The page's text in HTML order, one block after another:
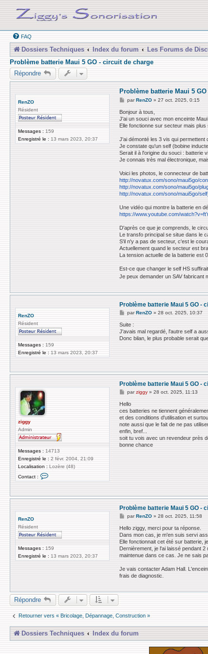
FAQ
Dossiers Techniques Index du forum Les Forums de
Problème batterie Maui 5 GO - circuit de charge
Répondre
RenZO
Résident
Messages : 159
Enregistré le : 13 mars 2023, 20:37
Problème batterie Maui 5
M
s
s
g
parRenZO »27 oct. 2025, 0:15
Bonjour à tous,
J'ai un souci avec mon enceinte
Elle fonctionne sur secteur mais
J'ai démonté les 3 vis qui permettent
Je constate qu'un self (bobine
Serait il à l'origine du souci : batterie
Je connais très mal électronique,
Voici les photos, le connecteur de
http://novatux.com/sono/maui5go/
http://novatux.com/sono/maui5go/
http://novatux.com/sono/maui5go/
Une vidéo qui montre la batterie en
https://www.youtube.com/
D'après ce que je comprends, le
Le transfo principal se situe dans le
S'il n'y a pas de secteur, c'est le
Actuellement quand le secteur est
La tension actuelle de la batterie est
Est-ce que changer le self HS
Je peux demander un SAV fabricant
RenZO
Résident
Messages : 159
Enregistré le : 13 mars 2023, 20:37
Problème batterie Maui 5 GO -
M
s
s
g
par RenZO »28 oct. 2025, 10:37
Suite :
J'avais mal regardé, l'autre self a
Donc bilan, le plus probable serait
ziggy
Admin
Messages : 14713
Enregistré le : 2 févr. 2004, 21:09
Localisation : Lozère (48)
Contact :
a
i
g
y
Problème batterie Maui 5 GO -
M
s
s
a
g
e
parziggy »28 oct. 2025, 11:13
Hello
ces batteries ne tiennent
et des conditions d'utilisation et
note aussi que le fait de ne pas
enfin, bref...
soit tu vois avec un revendeur près
bonne chance
RenZO
Résident
Messages : 159
Enregistré le : 13 mars 2023, 20:37
Problème batterie Maui 5 GO -
M
s
s
g
e
par RenZO »28 oct. 2025, 11:58
Hello ziggy, merci pour ta réponse.
Dans mon cas, je m'en suis servi
Elle fonctionnait cet été sur batterie,
Dernièrement, je l'ai laissé pendant
maintenue dans ce cas. Je ne sais
Je vais contacter Adam Hall.
frais de diagnostic.
Répondre
Retourner vers « Bricolage, Dépannage, Construction »
Dossiers Techniques Index du forum